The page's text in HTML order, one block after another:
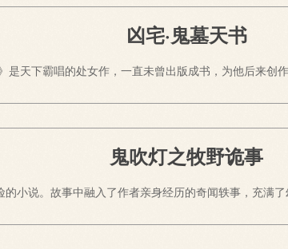
凶宅·鬼墓天书
是天下霸唱的处女作，一直未曾出版成书，为他后来创
鬼吹灯之牧野诡事
小说。故事中融入了作者亲身经历的奇闻轶事，充满